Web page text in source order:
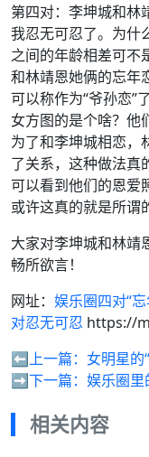
第四对：李坤城和林
我忍无可忍了。为什
之间的年龄相差可不
和林靖恩她俩的忘年
可以称作为“爷孙恋”
女方图的是个啥？他
为了和李坤城相恋，
了关系，这种做法真
可以看到他们的恩爱
或许这真的就是所谓
大家对李坤城和林靖
畅所欲言！
网址： 娱乐圈四对“
对忍无可忍 https://
⬅️上一篇： 女明星的
➡️下一篇： 娱乐圈里
相关内容